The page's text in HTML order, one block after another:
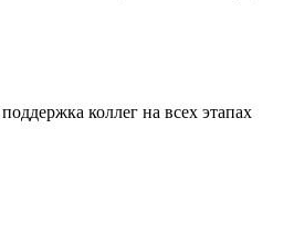
коллег на всех этапах